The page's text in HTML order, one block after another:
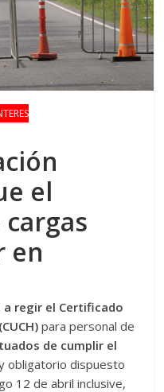
el
en
a regir el Certificado
para personal de
de cumplir el
obligatorio dispuesto
12 de abril inclusive,